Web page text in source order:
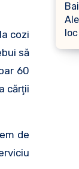
cozi
să
60
cărţii
de